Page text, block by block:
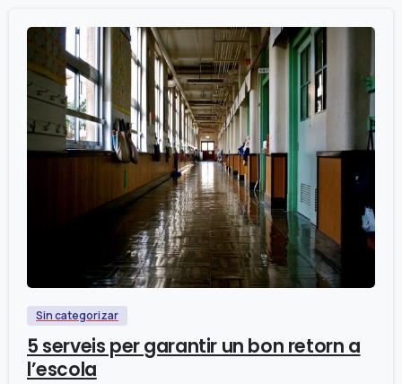
0
Sin categorizar
5 serveis per garantir un bon retorn a
l’escola